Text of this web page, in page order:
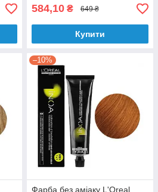
584,10 ₴ 649 ₴
Купити
–10%
Фарба без аміаку L'Oreal